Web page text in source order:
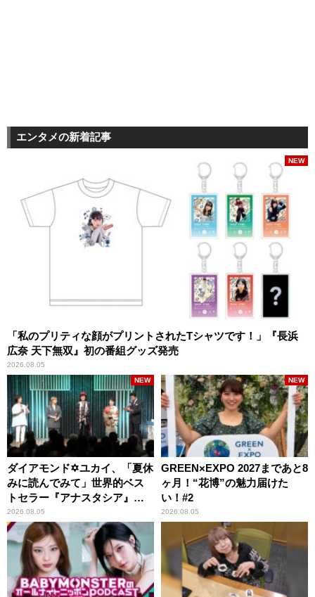
エンタメの新着記事
「私のプリティな顔がプリントされたTシャツです！」『長浜
広奈 天下無双』初の番組グッズ発売
2026.08.05
NEW
ダイアモンド✡ユカイ、「夏休
みに読んでみて」世界的ベス
トセラー『アナスタシア』を
紹介
2026.08.05
NEW
GREEN×EXPO 2027まであと8
ヶ月！“花博”の魅力届けた
い！#2
2026.08.05
NEW